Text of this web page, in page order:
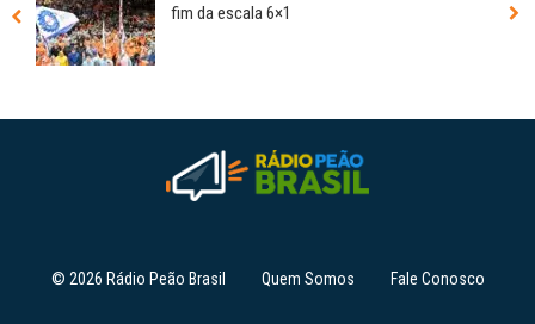
fim da escala 6×1
© 2026 Rádio Peão Brasil Quem Somos Fale Conosco